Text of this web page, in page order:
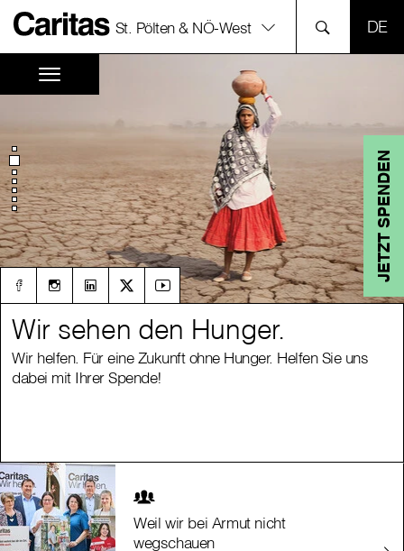
St. Pölten & NÖ-West
JETZT SPENDEN
Wir sehen den Hunger.
Wir helfen. Für eine Zukunft ohne Hunger. Helfen Sie uns
dabei mit Ihrer Spende!
Wir sehen den Hunger.
Wir helfen. Für eine Zukunft ohne Hunger. Helfen Sie uns
dabei mit Ihrer Spende!
Weil wir bei Armut nicht
wegschauen